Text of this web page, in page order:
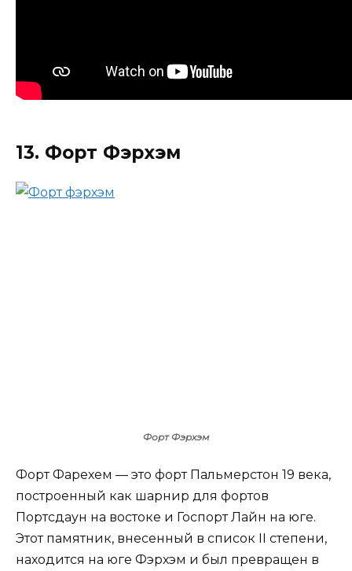
13. Форт Фэрхэм
Форт Фэрхэм
Форт Фарехем — это форт Пальмерстон 19 века,
построенный как шарнир для фортов
Портсдаун на востоке и Госпорт Лайн на юге.
Этот памятник, внесенный в список II степени,
находится на юге Фэрхэм и был превращен в